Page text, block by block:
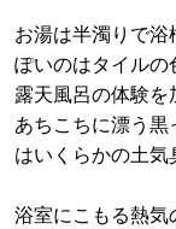
お湯は半濁りで浴
ぽいのはタイルの
露天風呂の体験を
あちこちに漂う
はいくらかの土気
浴室にこもる熱気